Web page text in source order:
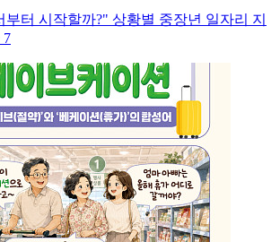
부터 시작할까?" 상황별 중장년 일자리 지
7